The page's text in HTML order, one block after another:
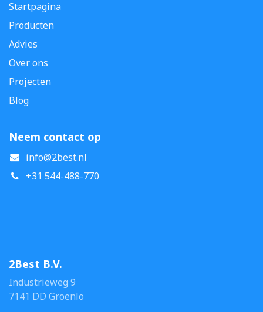
Startpagina
Producten
Advies
Over ons
Projecten
Blog
Neem contact op
info@2best.nl
+31 544-488-770
2Best B.V.
Industrieweg 9
7141 DD Groenlo